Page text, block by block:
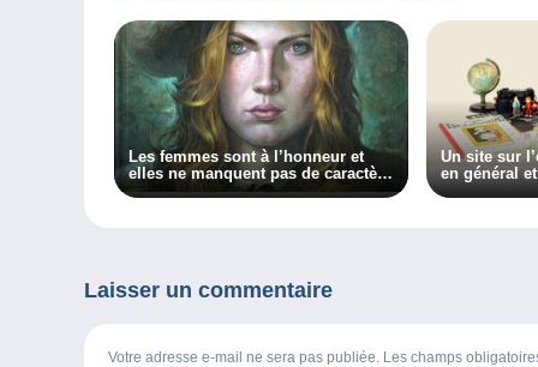
Les femmes sont à l’honneur et
elles ne manquent pas de caractère
dans ma chronique sur BXFM !
Un site sur
en général
en
Laisser un commentaire
Votre adresse e-mail ne sera pas publiée. Les champs